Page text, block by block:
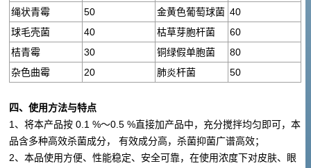
绳状青霉
50 金黄色葡萄球菌 40
球毛壳菌
40 枯草芽胞杆菌
60
桔青霉
30 铜绿假单胞菌
80
杂色曲霉
20 肺炎杆菌 50
四、使用方法与特点
1、将本产品按 0.1 %～0.5 %直接加产品中，充分搅拌均匀即可，本
品含多种高效杀菌成分， 有效成分高，杀菌抑菌广谱高效；
2、本品使用方便、性能稳定、安全可靠，在使用浓度下对皮肤、眼